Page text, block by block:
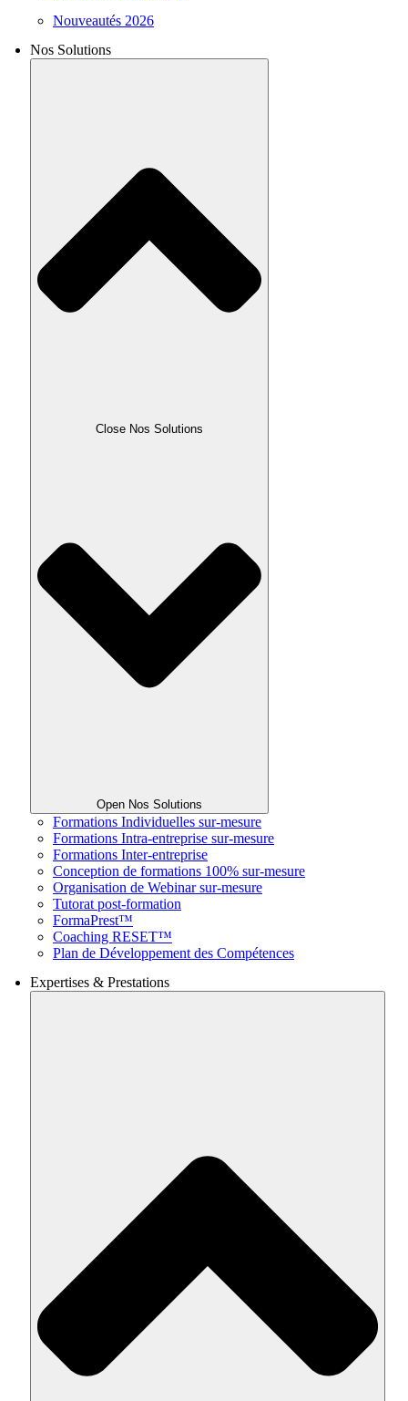
Nouveautés 2026
Nos Solutions
Close Nos Solutions
Open Nos Solutions
Formations Individuelles sur-mesure
Formations Intra-entreprise sur-mesure
Formations Inter-entreprise
Conception de formations 100% sur-mesure
Organisation de Webinar sur-mesure
Tutorat post-formation
FormaPrest™
Coaching RESET™
Plan de Développement des Compétences
Expertises & Prestations